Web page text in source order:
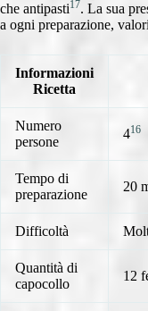
che antipasti17. La sua
a ogni preparazione,
Informazioni
Ricetta
Numero
persone
416
Tempo di
preparazione
20
Difficoltà
Quantità di
capocollo
12